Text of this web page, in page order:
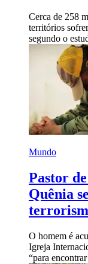
Cerca de 258
territórios
segundo o
Mundo
Pastor
Quênia
O homem é
Igreja
“para encontrar